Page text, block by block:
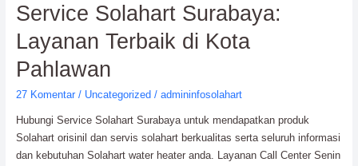
Service Solahart Surabaya:
Layanan Terbaik di Kota
Pahlawan
27 Komentar / Uncategorized/ admininfosolahart
Hubungi Service Solahart Surabaya untuk mendapatkan produk
Solahart orisinil dan servis solahart berkualitas serta seluruh informasi
dan kebutuhan Solahart water heater anda. Layanan Call Center Senin
Service
Solahart
Surabaya:
Layanan
Terbaik
di
Pahlawan